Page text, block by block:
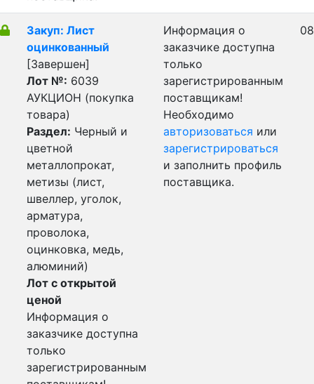
Закуп: Лист
оцинкованный
[Завершен]
Лот №: 6039
АУКЦИОН (покупка
товара)
Раздел: Черный и
цветной
металлопрокат,
метизы (лист,
швеллер, уголок,
арматура,
проволока,
оцинковка, медь,
алюминий)
Лот с открытой
ценой
Информация о
заказчике доступна
только
зарегистрированным
Информация о
заказчике доступна
только
зарегистрированным
поставщикам!
Необходимо
авторизоваться или
зарегистрироваться
и заполнить профиль
поставщика.